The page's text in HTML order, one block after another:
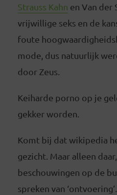
Strauss Kahn en Van der
vrijwillige seks en de
foute
mode, dus natuurlijk
door Zeus.
Keiharde porno op je
gekker worden.
Komt bij dat wikipedia
gezicht. Maar alleen
beschouwingen op de
spreken van